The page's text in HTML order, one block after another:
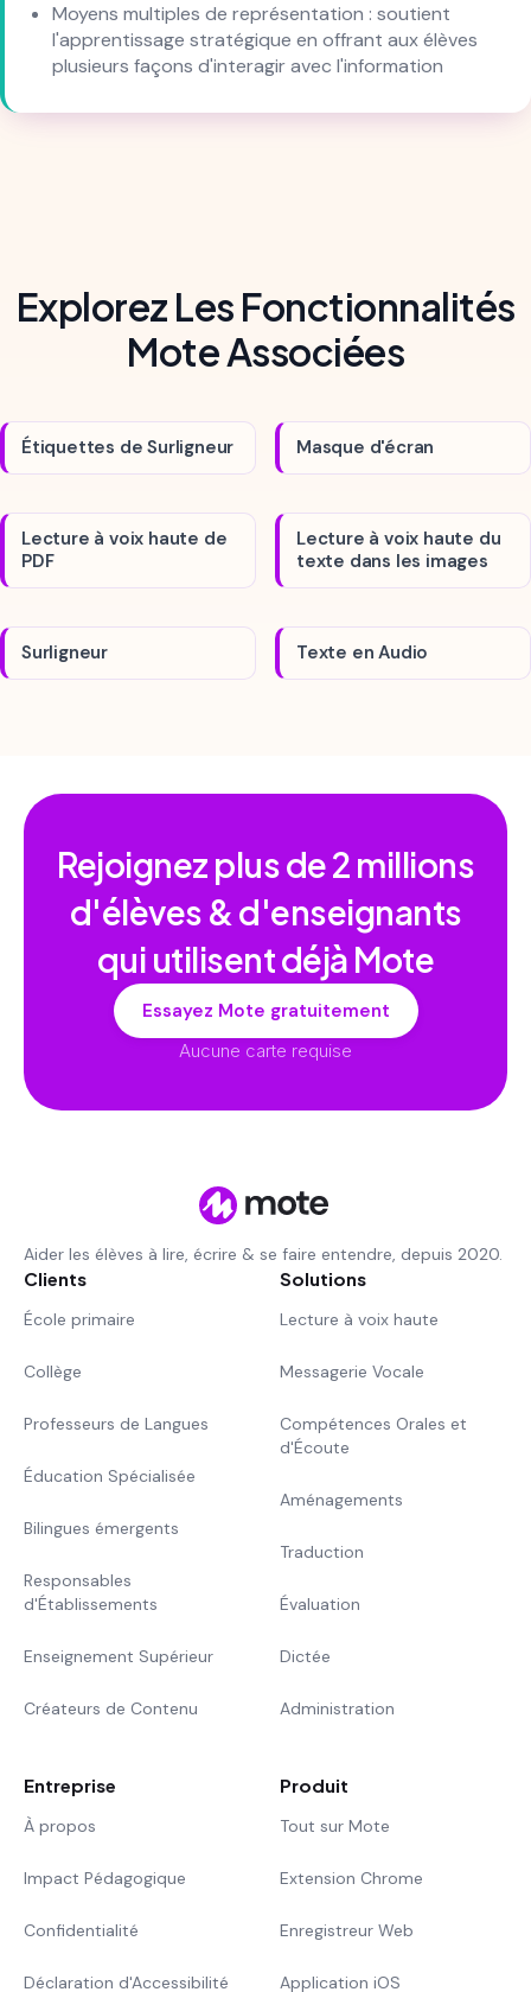
Moyens multiples de représentation : soutient
l'apprentissage stratégique en offrant aux élèves
plusieurs façons d'interagir avec l'information
Explorez Les Fonctionnalités
Mote Associées
Étiquettes de Surligneur Masque d'écran
Lecture à voix haute de
PDF
Lecture à voix haute du
texte dans les images
Surligneur Texte en Audio
Rejoignez plus de2 millions
d'élèves & d'enseignants
qui utilisent déjà Mote
Essayez Mote gratuitement
Aucune carte requise
Aider les élèves à lire, écrire & se faire entendre, depuis 2020.
Clients
École primaire
Collège
Professeurs de Langues
Éducation Spécialisée
Bilingues émergents
Responsables
d'Établissements
Enseignement Supérieur
Créateurs de Contenu
Solutions
Lecture à voix haute
Messagerie Vocale
Compétences Orales et
d'Écoute
Aménagements
Traduction
Évaluation
Dictée
Administration
Entreprise
À propos
Impact Pédagogique
Confidentialité
Déclaration d'Accessibilité
Produit
Tout sur Mote
Extension Chrome
Enregistreur Web
Application iOS